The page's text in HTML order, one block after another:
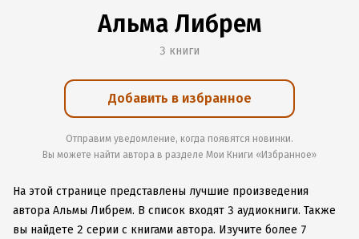
Альма Либрем
3 книги
Добавить в избранное
Отправим уведомление, когда появятся новинки.
Вы можете найти автора в разделе Мои Книги «Избранное»
На этой странице представлены лучшие произведения
автора Альмы Либрем. В список входят 3 аудиокниги. Также
вы найдете 2 серии с книгами автора. Изучите более 7